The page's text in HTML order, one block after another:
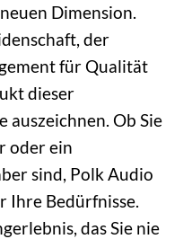
Dimension.
der
für Qualität
dieser
Ob Sie
oder ein
sind, Polk Audio
Ihre Bedürfnisse.
das Sie nie